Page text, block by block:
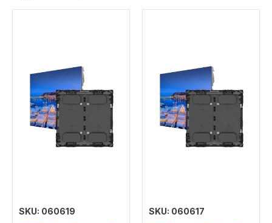
SKU: 060619 SKU: 060617